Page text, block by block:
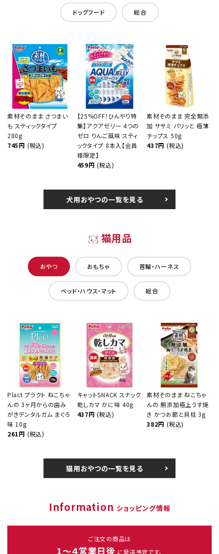
ドッグフード 総合
素材そのまま さつまい
も スティックタイプ
280g
745円 (税込)
【25%OFF！ひんやり特
集】アクアゼリー 4つの
ゼロ りんご風味 スティ
ックタイプ 8本入【会員
様限定】
459円 (税込)
素材そのまま 完全無添
加 ササミ パリッと 極薄
チップス 50g
437円 (税込)
犬用おやつの一覧を見る
猫用品
おやつ おもちゃ 首輪・ハーネス
ベッド・ハウス・マット 総合
Plact プラクト ねこちゃ
んの 3ヶ月からの歯み
がきデンタルガム まぐろ
味 10g
261円 (税込)
キャットSNACK スナック
乾しカマ かに味 40g
437円 (税込)
素材そのまま ねこちゃ
んの 無添加極上うす焼
き かつお節と貝柱 3g
382円 (税込)
猫用おやつの一覧を見る
Information ショッピング情報
ご注文の商品は
1～４営業日後 に発送予定です。